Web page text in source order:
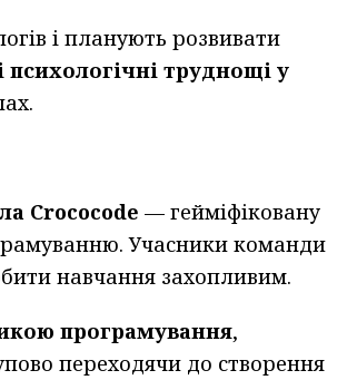
і планують розвивати
психологічні труднощі у
Crococode — гейміфіковану
Учасники команди
навчання захопливим.
програмування,
переходячи до створення